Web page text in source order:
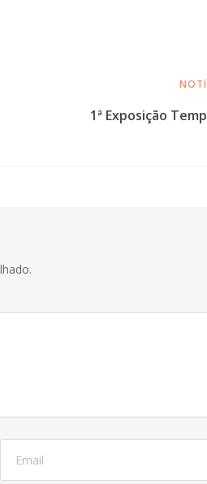
1ª Exposição